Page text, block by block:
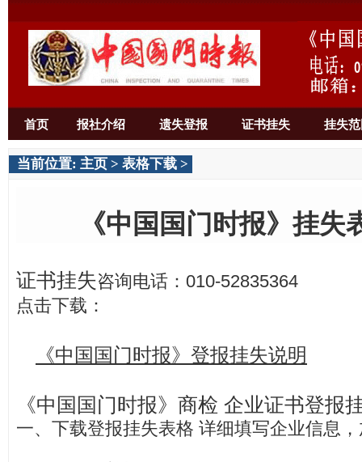
首页 报社介绍 遗失登报 证书挂失 挂失
当前位置: 主页 > 表格下载 >
《中国国门时报》挂失
证书挂失咨询电话：010-52835364
点击下载：
《中国国门时报》登报挂失说明
《中国国门时报》商检 企业证书登报
一、下载登报挂失表格 详细填写企业信息